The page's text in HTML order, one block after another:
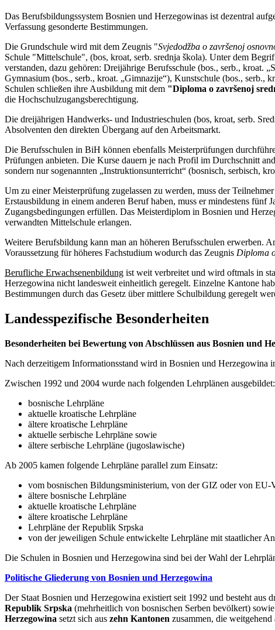
Das Berufsbildungssystem Bosnien und Herzegowinas ist dezentral
Verfassung gesonderte Bestimmungen.
Die Grundschule wird mit dem Zeugnis "Svjedodžba o završenoj
Schule "Mittelschule", (bos, kroat, serb. srednja škola). Unter dem
verstanden, dazu gehören: Dreijährige Berufsschule (bos., serb., kroat.
Gymnasium (bos., serb., kroat. „Gimnazije“), Kunstschule (bos., serb.,
Schulen schließen ihre Ausbildung mit dem "Diploma o završenoj
die Hochschulzugangsberechtigung.
Die dreijährigen Handwerks- und Industrieschulen (bos, kroat, serb.
Absolventen den direkten Übergang auf den Arbeitsmarkt.
Die Berufsschulen in BiH können ebenfalls Meisterprüfungen
Prüfungen anbieten. Die Kurse dauern je nach Profil im Durchschnitt
sondern nur sogenannten „Instruktionsunterricht“ (bosnisch, serbisch,
Um zu einer Meisterprüfung zugelassen zu werden, muss der
Erstausbildung in einem anderen Beruf haben, muss er mindestens
Zugangsbedingungen erfüllen. Das Meisterdiplom in Bosnien und
verwandten Mittelschule erlangen.
Weitere Berufsbildung kann man an höheren Berufsschulen erwerben.
Voraussetzung für höheres Fachstudium wodurch das Zeugnis Diploma
Berufliche Erwachsenenbildung ist weit verbreitet und wird oftmals in
Herzegowina nicht landesweit einheitlich geregelt. Einzelne Kantone
Bestimmungen durch das Gesetz über mittlere Schulbildung geregelt
Landesspezifische Besonderheiten
Besonderheiten bei Bewertung von Abschlüssen aus Bosnien und
Nach derzeitigem Informationsstand wird in Bosnien und Herzegowina
Zwischen 1992 und 2004 wurde nach folgenden Lehrplänen ausgebildet:
bosnische Lehrpläne
aktuelle kroatische Lehrpläne
ältere kroatische Lehrpläne
aktuelle serbische Lehrpläne sowie
ältere serbische Lehrpläne (jugoslawische)
Ab 2005 kamen folgende Lehrpläne parallel zum Einsatz:
vom bosnischen Bildungsministerium, von der GIZ oder von EU-
ältere bosnische Lehrpläne
aktuelle kroatische Lehrpläne
ältere kroatische Lehrpläne
Lehrpläne der Republik Srpska
von der jeweiligen Schule entwickelte Lehrpläne mit staatlicher
Die Schulen in Bosnien und Herzegowina sind bei der Wahl der
Politische Gliederung von Bosnien und Herzegowina
Der Staat Bosnien und Herzegowina existiert seit 1992 und besteht aus
Republik Srpska (mehrheitlich von bosnischen Serben bevölkert)
Herzegowina setzt sich aus zehn Kantonen zusammen, die weitgehend